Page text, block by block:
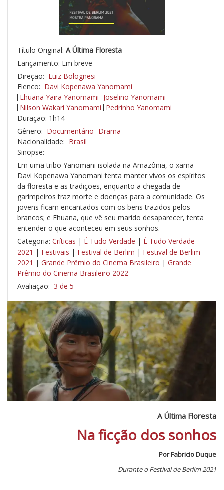
Título Original: A Última Floresta
Lançamento: Em breve
Direção: Luiz Bolognesi
Elenco: Davi Kopenawa Yanomami
Ehuana Yaira Yanomami Joselino Yanomami
Nilson Wakari Yanomami Pedrinho Yanomami
Duração: 1h14
Gênero: Documentário Drama
Nacionalidade: Brasil
Sinopse:
Em uma tribo Yanomani isolada na Amazônia, o xamã
Davi Kopenawa Yanomani tenta manter vivos os espíritos
da floresta e as tradições, enquanto a chegada de
garimpeiros traz morte e doenças para a comunidade. Os
jovens ficam encantados com os bens trazidos pelos
brancos; e Ehuana, que vê seu marido desaparecer, tenta
entender o que aconteceu em seus sonhos.
Categoria: Críticas | É Tudo Verdade | É Tudo Verdade
2021 | Festivais | Festival de Berlim | Festival de Berlim
2021 | Grande Prêmio do Cinema Brasileiro | Grande
Prêmio do Cinema Brasileiro 2022
Avaliação: 3 de 5
A Última Floresta
Na ficção dos sonhos
Por Fabricio Duque
Durante o Festival de Berlim 2021